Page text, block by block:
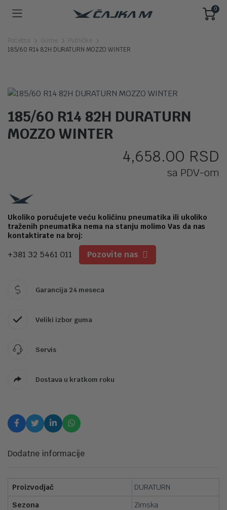
0
Početna Gume
Putničke
185/60 R14 82H DURATURN MOZZO WINTER
185/60 R14 82H DURATURN
MOZZO WINTER
4,658.00 RSD
sa PDV-om
Ukoliko poručujete veću količinu pneumatika ili ukoliko
traženih pneumatika nema na stanju molimo Vas da nas
kontaktirate na broj:
+381 32 5461 011 Pozovite nas
Garancija 24 meseca
Veliki izbor guma
Servis
Dostava u kratkom roku
Dodatne informacije
Proizvodjač
DURATURN
Sezona
Zimska